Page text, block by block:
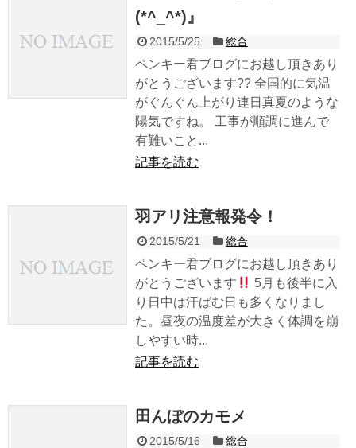
(*^_^*)』
2015/5/25 総合
ペンキー君ブログにお越し頂きあり
がとうございます?? 全国的に気温
がぐんぐん上がり連日真夏のような
陽気ですね。 工事が順調に進んで
有難いこと...
記事を読む
羽アリ注意報発令！
2015/5/21 総合
ペンキー君ブログにお越し頂きあり
がとうございます
5月も後半に入
り日中は汗ばむ日も多くなりまし
た。昼夜の温度差が大きく体調を崩
しやすい時...
記事を読む
田んぼのカモメ
2015/5/16 総合